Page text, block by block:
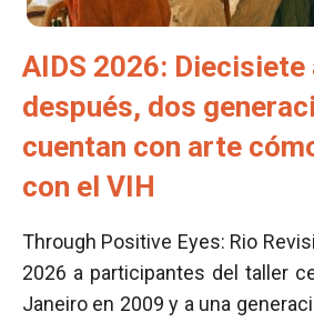
AIDS 2026: Diecisiete
después, dos
cuentan con arte
con el VIH
Through Positive Eyes: Rio
2026 a participantes del taller
Janeiro en 2009 y a una